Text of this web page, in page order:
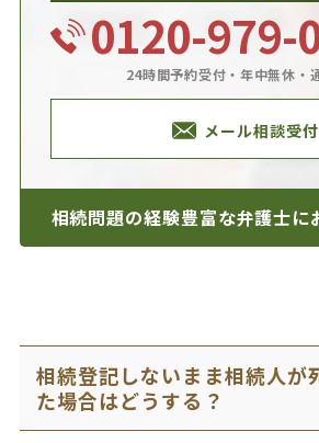
0120-979-
24時間予約受付・年中無休・
メール相談受付
相続問題の経験豊富な弁護士に
相続登記しないまま相続人が
た場合はどうする？